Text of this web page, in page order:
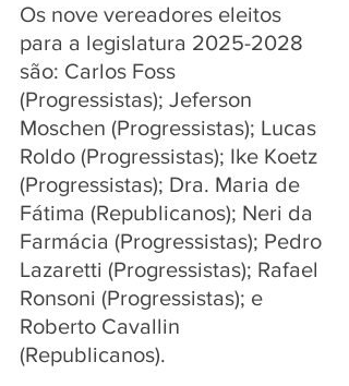
Os nove vereadores eleitos
para a legislatura 2025-2028
são: Carlos Foss
(Progressistas); Jeferson
Moschen (Progressistas); Lucas
Roldo (Progressistas); Ike Koetz
(Progressistas); Dra. Maria de
Fátima (Republicanos); Neri da
Farmácia (Progressistas); Pedro
Lazaretti (Progressistas); Rafael
Ronsoni (Progressistas); e
Roberto Cavallin
(Republicanos).